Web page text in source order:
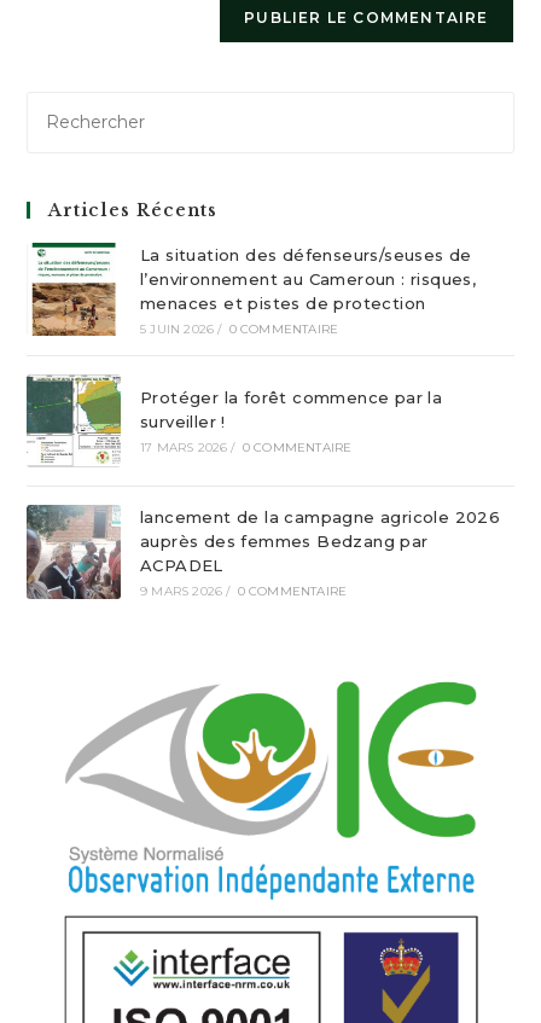
Articles Récents
La situation des défenseurs/seuses de
l’environnement au Cameroun : risques,
menaces et pistes de protection
5 JUIN 2026 / 0 COMMENTAIRE
Protéger la forêt commence par la
surveiller !
17 MARS 2026 / 0 COMMENTAIRE
lancement de la campagne agricole 2026
auprès des femmes Bedzang par
ACPADEL
9 MARS 2026 / 0 COMMENTAIRE